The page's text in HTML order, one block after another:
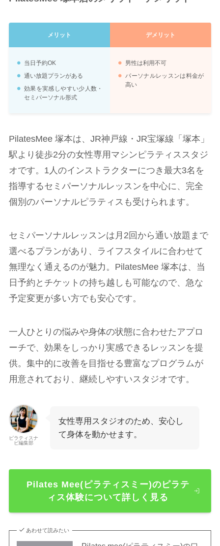
メリット デメリット
当日予約OK
通い放題プランがある
効果を実感しやすい少人数・
セミパーソナル形式
男性は利用不可
パーソナルレッスンは料金が
高い
PilatesMee 塚本は、JR神戸線・JR宝塚線「塚本」
駅より徒歩2分の女性専用マシンピラティススタジ
オです。1人のインストラクターにつき最大3名を
指導するセミパーソナルレッスンを中心に、完全
個別のパーソナルピラティスも受けられます。
セミパーソナルレッスンは月2回から通い放題まで
選べるプランがあり、ライフスタイルに合わせて
無理なく通えるのが魅力。PilatesMee 塚本は、当
日予約とチケットの持ち越しも可能なので、急な
予定変更が多い方でも安心です。
一人ひとりの悩みや身体の状態に合わせたアプロ
ーチで、効果をしっかり実感できるレッスンを提
供。集中的に改善を目指せる豊富なプログラムが
用意されており、継続しやすいスタジオです。
ピラティスナ
ビ編集部
女性専用スタジオのため、安心し
て身体を動かせます。
Pilates Mee(ピラティスミー)のピラテ
ィス体験について詳しく見る
あわせて読みたい